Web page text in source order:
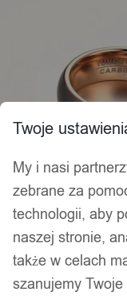
Twoje
My i nasi
zebrane za
technologii, aby
naszej stronie,
także w celach
szanujemy